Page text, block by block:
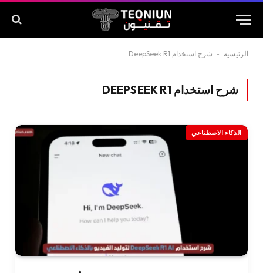
الرئيسية - شرح استخدام DeepSeek R1
شرح استخدام DEEPSEEK R1
الذكاء الاصطناعي